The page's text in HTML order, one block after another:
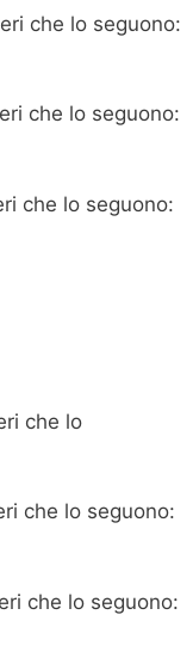
che lo seguono:
che lo seguono:
che lo seguono:
che lo
che lo seguono:
che lo seguono: